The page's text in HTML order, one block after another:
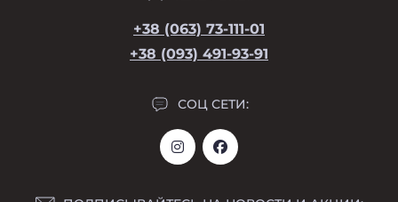
+38 (063) 73-111-01
+38 (093) 491-93-91
СОЦ СЕТИ: